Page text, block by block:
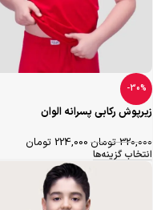
-30%
زیرپوش رکابی پسرانه الوان
320,000 تومان 224,000 تومان
انتخاب گزینه‌ها